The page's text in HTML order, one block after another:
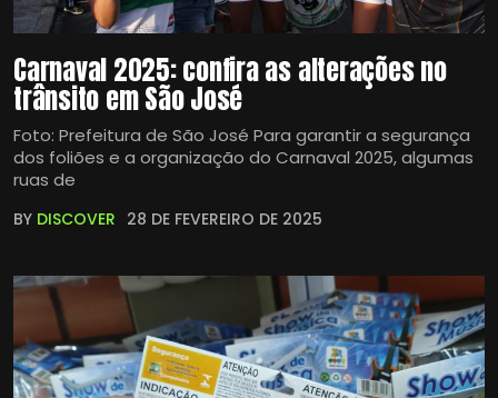
Carnaval 2025: confira as alterações no
trânsito em São José
Foto: Prefeitura de São José Para garantir a segurança
dos foliões e a organização do Carnaval 2025, algumas
ruas de
BY DISCOVER 28 DE FEVEREIRO DE 2025